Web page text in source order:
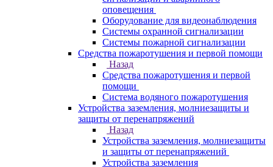
оповещения
Оборудование для видеонаблюдения
Системы охранной сигнализации
Системы пожарной сигнализации
Средства пожаротушения и первой помощи
Назад
Средства пожаротушения и первой
помощи
Система водяного пожаротушения
Устройства заземления, молниезащиты и
защиты от перенапряжений
Назад
Устройства заземления, молниезащиты
и защиты от перенапряжений
Устройства заземления